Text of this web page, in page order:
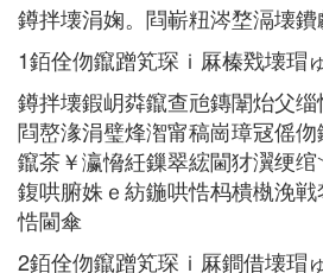
鐏拌壊涓婅。閰嶄粈涔堥滆壊
1銆佺伆鑹蹭笂琛ｉ厤榛戣壊瑁
鐏拌壊鍜岄粦鑹查兘鏄闈炲父
閰嶅湪涓璧烽潪甯稿崗璋冦傜
鑹茶￥瀛愶紝鏁翠綋閫犲瀷绠
鍑哄腑姝ｅ紡鍦哄悎杩樻槸浼
悎閫傘
2銆佺伆鑹蹭笂琛ｉ厤鐧借壊瑁